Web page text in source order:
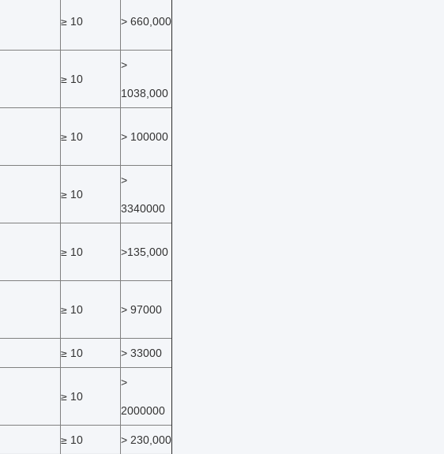
≥ 10 > 660,000
≥ 10
>
1038,000
≥ 10 > 100000
≥ 10
>
3340000
≥ 10 >135,000
≥ 10 > 97000
≥ 10 > 33000
≥ 10
>
2000000
≥ 10 > 230,000